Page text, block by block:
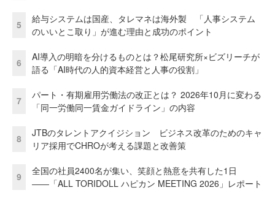
5
給与システムは国産、タレマネは海外製 「人事システム
のいいとこ取り」が進む理由と成功のポイント
6
AI導入の明暗を分けるものとは？松尾研究所×ビズリーチが
語る「AI時代の人的資本経営と人事の役割」
7
パート・有期雇用労働法の改正とは？ 2026年10月に変わる
「同一労働同一賃金ガイドライン」の内容
8
JTBのタレントアクイジション ビジネス改革のためのキャ
リア採用でCHROが考える課題と改善策
9
全国の社員2400名が集い、笑顔と熱意を共有した1日
――「ALL TORIDOLL ハピカン MEETING 2026」レポート